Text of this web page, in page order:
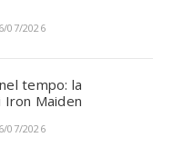
07/2026
tempo: la
Iron Maiden
07/2026